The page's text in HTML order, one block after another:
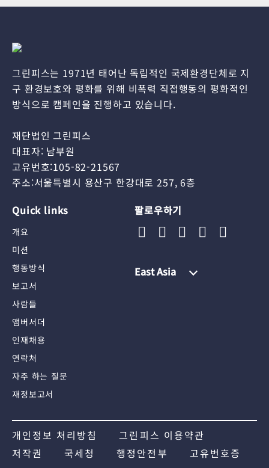
그린피스는 1971년 태어난 독립적인 국제환경단체로 지
구 환경보호와 평화를 위해 비폭력 직접행동의 평화적인
방식으로 캠페인을 진행하고 있습니다.
재단법인 그린피스
대표자: 남부원
고유번호:105-82-21567
주소:서울특별시 용산구 한강대로 257, 6층
Quick links
개요
미션
행동방식
보고서
사람들
앰버서더
인재채용
연락처
자주 하는 질문
재정보고서
팔로우하기
East Asia
개인정보 처리방침
그린피스 이용약관
저작권
국세청 행정안전부 고유번호증